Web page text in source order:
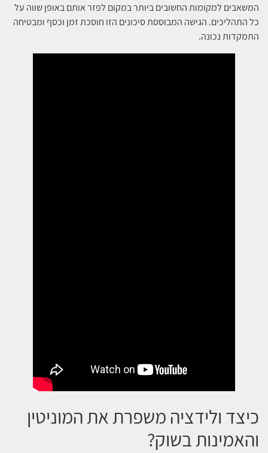
המשאבים למקומות החשובים ביותר במקום לפזר אותם באופן שווה על
כל התהליכים. הגישה המבוססת סיכונים הזו חוסכת זמן וכסף ומבטיחה
התמקדות נכונה.
כיצד ולידציה משפרת את המוניטין
והאמינות בשוק?